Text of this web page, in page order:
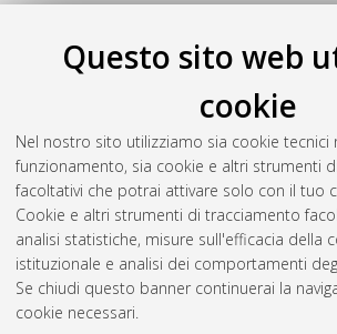
Questo sito web
cookie
Nel nostro sito utilizziamo sia cookie tecnici
funzionamento, sia cookie e altri strumenti
facoltativi che potrai attivare solo con il tuo
Cookie e altri strumenti di tracciamento
analisi statistiche, misure sull'efficacia della
istituzionale e analisi dei comportamenti
Se chiudi questo banner continuerai la
cookie necessari.
Las Azules. Le
anni del primo Franchismo:
formazione dei "Quadri" , [Dissertation
Studiorum Università di Bologna.
d'Europa: identità collettive, cittadinanza e
moderna e contemporanea) , 19 Ciclo. DOI
10.6092/unibo/amsdottorato/570.
Questa lista e' stata generata ilSat
Atom